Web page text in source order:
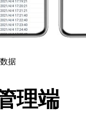
据
理端